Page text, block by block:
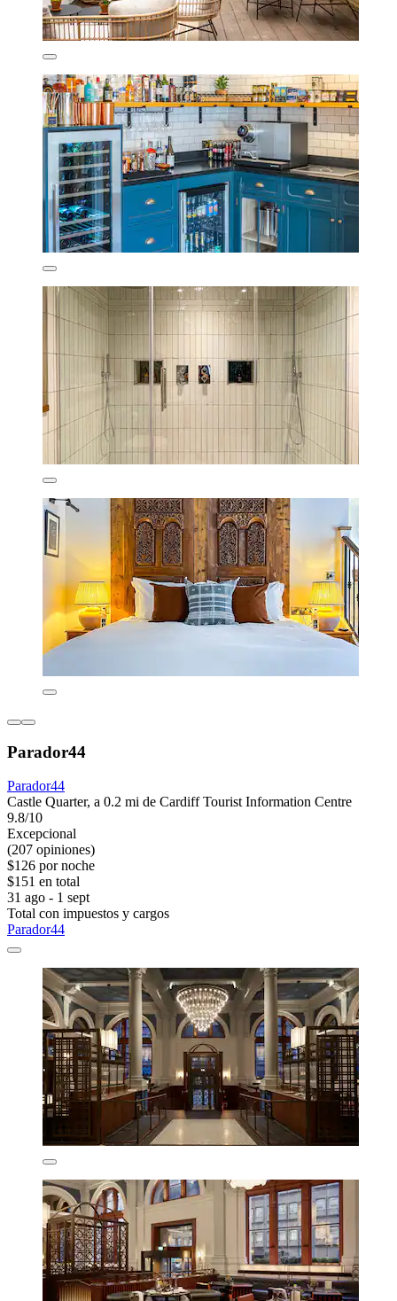
Parador44
Parador44
Castle Quarter, a 0.2 mi de Cardiff Tourist Information Centre
9.8/10
Excepcional
(207 opiniones)
$126 por noche
$151 en total
31 ago - 1 sept
Total con impuestos y cargos
Parador44